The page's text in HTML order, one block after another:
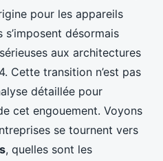
pour les appareils
désormais
aux architectures
Cette transition n’est pas
détaillée pour
cet engouement. Voyons
se tournent vers
, quelles sont les